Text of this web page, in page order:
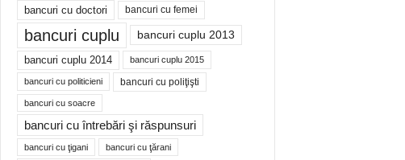
bancuri cu doctori bancuri cu femei
bancuri cuplu bancuri cuplu 2013
bancuri cuplu 2014 bancuri cuplu 2015
bancuri cu politicieni bancuri cu poliţişti
bancuri cu soacre
bancuri cu întrebări şi răspunsuri
bancuri cu ţigani bancuri cu ţărani